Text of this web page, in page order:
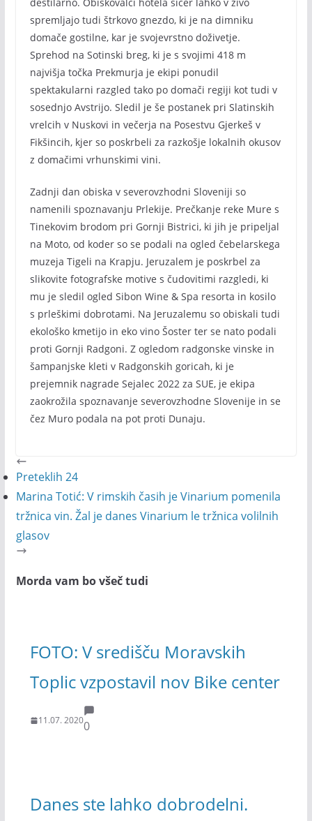
spremljajo tudi štrkovo gnezdo, ki je na dimniku
domače gostilne, kar je svojevrstno doživetje.
Sprehod na Sotinski breg, ki je s svojimi 418 m
najvišja točka Prekmurja je ekipi ponudil
spektakularni razgled tako po domači regiji kot tudi v
sosednjo Avstrijo. Sledil je še postanek pri Slatinskih
vrelcih v Nuskovi in večerja na Posestvu Gjerkeš v
Fikšincih, kjer so poskrbeli za razkošje lokalnih okusov
z domačimi vrhunskimi vini.
Zadnji dan obiska v severovzhodni Sloveniji so
namenili spoznavanju Prlekije. Prečkanje reke Mure s
Tinekovim brodom pri Gornji Bistrici, ki jih je pripeljal
na Moto, od koder so se podali na ogled čebelarskega
muzeja Tigeli na Krapju. Jeruzalem je poskrbel za
slikovite fotografske motive s čudovitimi razgledi, ki
mu je sledil ogled Sibon Wine & Spa resorta in kosilo
s prleškimi dobrotami. Na Jeruzalemu so obiskali tudi
ekološko kmetijo in eko vino Šoster ter se nato podali
proti Gornji Radgoni. Z ogledom radgonske vinske in
šampanjske kleti v Radgonskih goricah, ki je
prejemnik nagrade Sejalec 2022 za SUE, je ekipa
zaokrožila spoznavanje severovzhodne Slovenije in se
čez Muro podala na pot proti Dunaju.
Preteklih 24
Marina Totić: V rimskih časih je Vinarium pomenila
tržnica vin. Žal je danes Vinarium le tržnica volilnih
glasov
Morda vam bo všeč tudi
FOTO: V središču Moravskih
Toplic vzpostavil nov Bike center
11.07. 20200
Danes ste lahko dobrodelni.